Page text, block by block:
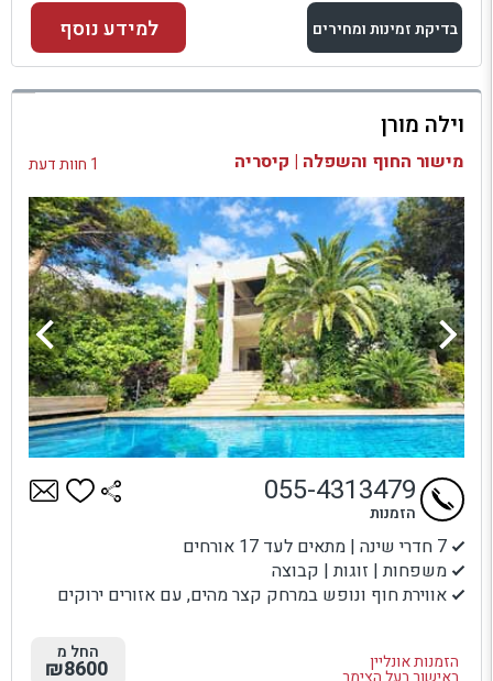
בדיקת זמינות ומחירים
למתחם זה
בדיקת זמינות ומחירים
למידע נוסף
וילה מורן
מישור החוף והשפלה | קיסריה 1 חוות דעת
7 חדרי שינה | מתאים לעד 17 אורחים
משפחות | זוגות | קבוצה
אווירת חוף ונופש במרחק קצר מהים, עם אזורים ירוקים
הזמנות אונליין
055-4313479
הזמנות
החל מ
₪8600